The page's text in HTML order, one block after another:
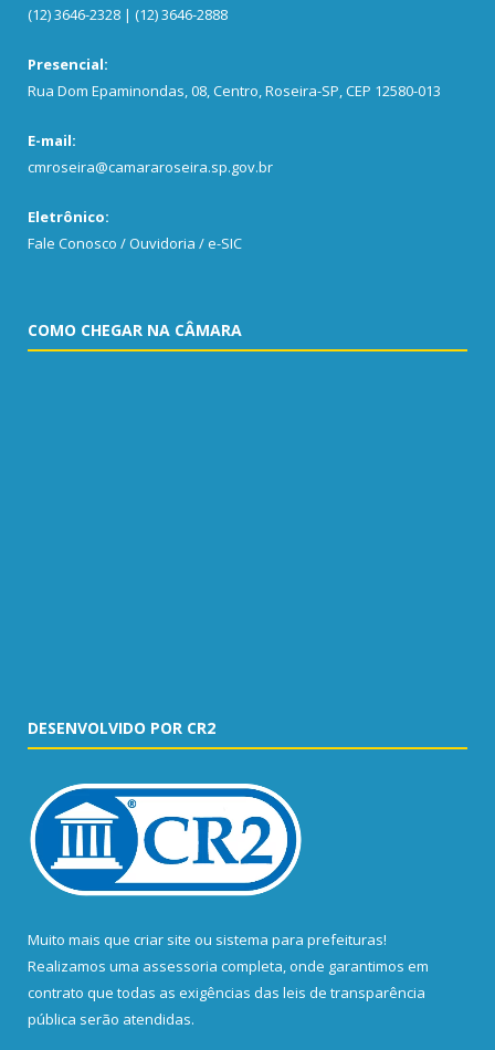
(12) 3646-2328 | (12) 3646-2888
Presencial:
Rua Dom Epaminondas, 08, Centro, Roseira-SP, CEP 12580-013
E-mail:
cmroseira@camararoseira.sp.gov.br
Eletrônico:
Fale Conosco / Ouvidoria / e-SIC
COMO CHEGAR NA CÂMARA
DESENVOLVIDO POR CR2
Muito mais que criar site ou sistema para prefeituras!
Realizamos uma assessoria completa, onde garantimos em
contrato que todas as exigências das leis de transparência
pública serão atendidas.